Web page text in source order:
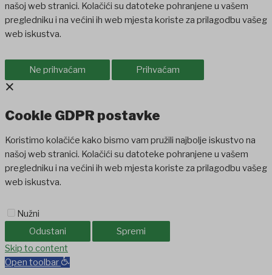
našoj web stranici. Kolačići su datoteke pohranjene u vašem
pregledniku i na većini ih web mjesta koriste za prilagodbu vašeg
web iskustva.
Ne prihvaćam Prihvaćam
×
Cookie GDPR postavke
Koristimo kolačiće kako bismo vam pružili najbolje iskustvo na
našoj web stranici. Kolačići su datoteke pohranjene u vašem
pregledniku i na većini ih web mjesta koriste za prilagodbu vašeg
web iskustva.
Nužni
Odustani
Spremi
jojobetholiganbet
Skip to content
Open toolbar